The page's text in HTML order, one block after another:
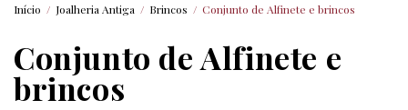
Início / Joalheria Antiga / Brincos / Conjunto de Alfinete e brincos
Conjunto de Alfinete e
brincos